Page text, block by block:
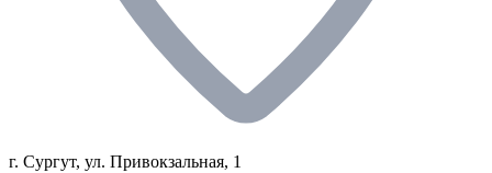
г. Сургут, ул. Привокзальная, 1